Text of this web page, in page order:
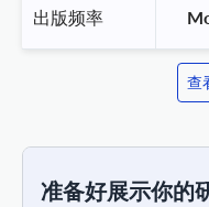
出版频率
查
准备好展示你的